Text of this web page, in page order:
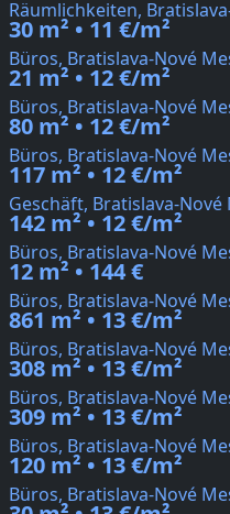
Räumlichkeiten,
30 m² • 11 €/m²
Büros, Bratislava-Nové
21 m² • 12 €/m²
Büros, Bratislava-Nové
80 m² • 12 €/m²
Büros, Bratislava-Nové
117 m² • 12 €/m²
Geschäft, Bratislava-Nové
142 m² • 12 €/m²
Büros, Bratislava-Nové
12 m² • 144 €
Büros, Bratislava-Nové
861 m² • 13 €/m²
Büros, Bratislava-Nové
308 m² • 13 €/m²
Büros, Bratislava-Nové
309 m² • 13 €/m²
Büros, Bratislava-Nové
120 m² • 13 €/m²
Büros, Bratislava-Nové